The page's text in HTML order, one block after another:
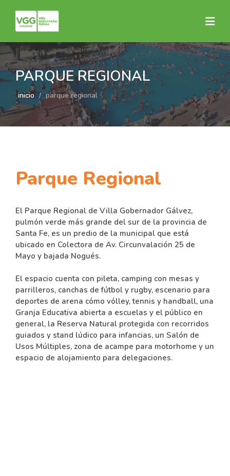
PARQUE REGIONAL
inicio parque regional
Parque Regional
El Parque Regional de Villa Gobernador Gálvez,
pulmón verde más grande del sur de la provincia de
Santa Fe, es un predio de la municipal que está
ubicado en Colectora de Av. Circunvalación 25 de
Mayo y bajada Nogués.
El espacio cuenta con pileta, camping con mesas y
parrilleros, canchas de fútbol y rugby, escenario para
deportes de arena cómo vólley, tennis y handball, una
Granja Educativa abierta a escuelas y el público en
general, la Reserva Natural protegida con recorridos
guiados y stand lúdico para infancias, un Salón de
Usos Múltiples, zona de acampe para motorhome y un
espacio de alojamiento para delegaciones.